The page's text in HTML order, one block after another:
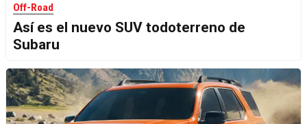
Off-Road
Así es el nuevo SUV todoterreno de
Subaru